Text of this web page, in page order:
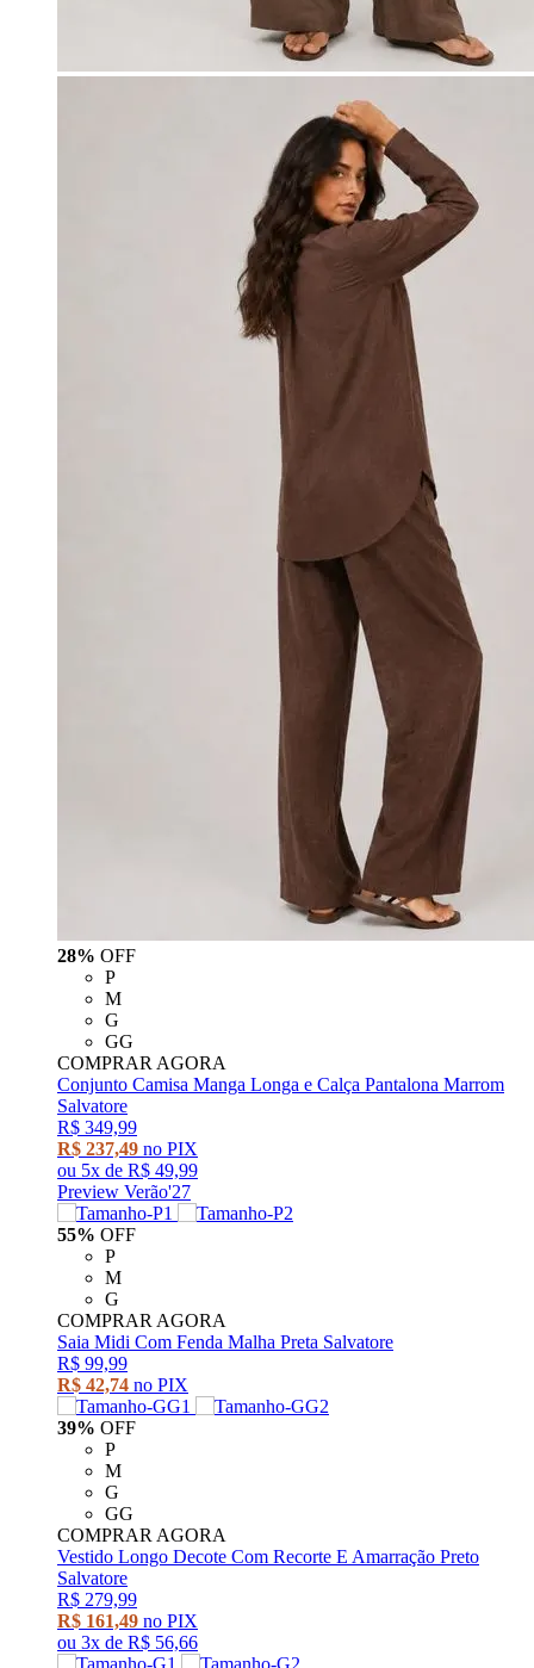
28% OFF
P
M
G
GG
COMPRAR AGORA
Conjunto Camisa Manga Longa e Calça Pantalona Marrom
Salvatore
R$ 349,99
R$ 237,49 no PIX
ou 5x de R$ 49,99
Preview Verão'27
55% OFF
P
M
G
COMPRAR AGORA
Saia Midi Com Fenda Malha Preta Salvatore
R$ 99,99
R$ 42,74 no PIX
39% OFF
P
M
G
GG
COMPRAR AGORA
Vestido Longo Decote Com Recorte E Amarração Preto
Salvatore
R$ 279,99
R$ 161,49 no PIX
ou 3x de R$ 56,66